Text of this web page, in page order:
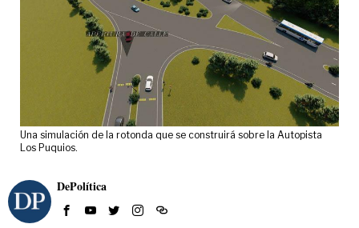
Una simulación de la rotonda que se construirá sobre la Autopista
Los Puquios.
DePolítica